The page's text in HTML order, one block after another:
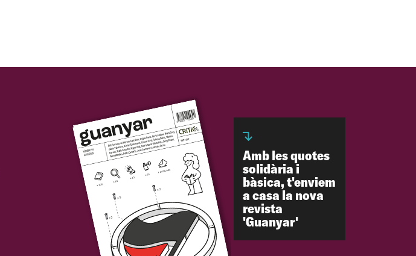
Amb les quotes
solidària i
bàsica, t'enviem
a casa la nova
revista
'Guanyar'